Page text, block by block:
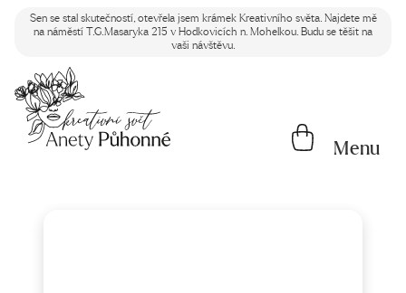
Sen se stal skutečností, otevřela jsem krámek Kreativního světa. Najdete mě
na náměstí T.G.Masaryka 215 v Hodkovicích n. Mohelkou. Budu se těšit na
vaši návštěvu.
Menu